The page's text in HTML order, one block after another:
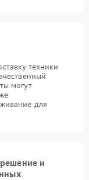
техники
могут
для
и